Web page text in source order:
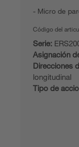
Micro de
Código del
Serie:
Asignación
Direcciones
longitudinal
Tipo de